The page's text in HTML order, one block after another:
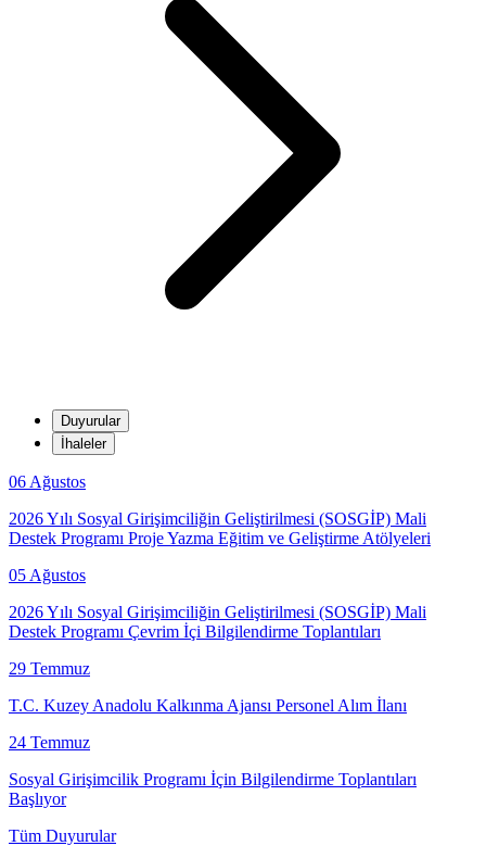
Duyurular
İhaleler
06 Ağustos
2026 Yılı Sosyal Girişimciliğin Geliştirilmesi (SOSGİP) Mali
Destek Programı Proje Yazma Eğitim ve Geliştirme Atölyeleri
05 Ağustos
2026 Yılı Sosyal Girişimciliğin Geliştirilmesi (SOSGİP) Mali
Destek Programı Çevrim İçi Bilgilendirme Toplantıları
29 Temmuz
T.C. Kuzey Anadolu Kalkınma Ajansı Personel Alım İlanı
24 Temmuz
Sosyal Girişimcilik Programı İçin Bilgilendirme Toplantıları
Başlıyor
Tüm Duyurular